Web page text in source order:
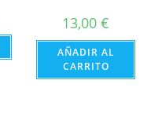
13,00€
AÑADIR AL
CARRITO